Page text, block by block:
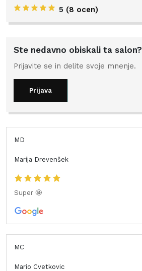
5 (8 ocen)
Ste nedavno obiskali ta salon?
Prijavite se in delite svoje mnenje.
Prijava
MD
Marija Drevenšek
Super 🤩
MC
Mario Cvetkovic